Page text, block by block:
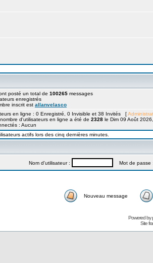
posté un total de 100265 messages
enregistrés
inscrit est allanvelasco
en ligne : 0 Enregistré, 0 Invisible et 38 Invités [
d'utilisateurs en ligne a été de 2328 le Dim 09 Août
: Aucun
actifs lors des cinq dernières minutes.
Nom d'utilisateur : Mot de passe
Nouveau message
Powered by
Site